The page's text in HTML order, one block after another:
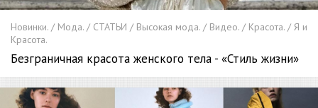
Новинки. / Мода. / СТАТЬИ / Высокая мода. / Видео. / Красота. / Я и
Красота.
Безграничная красота женского тела - «Стиль жизни»